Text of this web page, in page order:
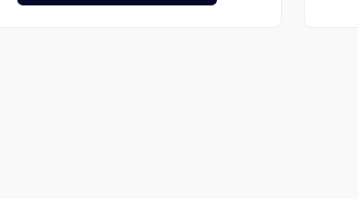
tuotteella